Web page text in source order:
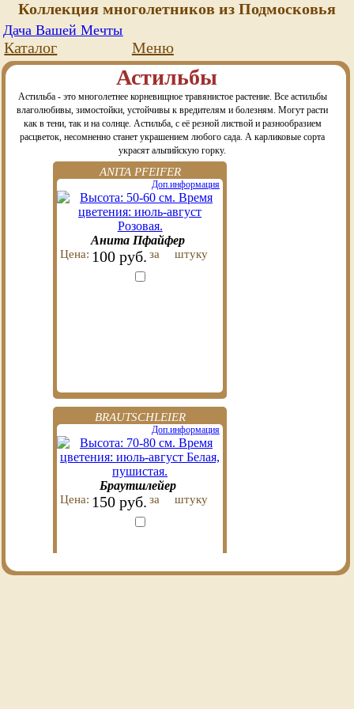
Коллекция многолетников из Подмосковья
Дача Вашей Мечты
Каталог Меню
Астильбы
Астильба - это многолетнее корневищное травянистое растение. Все астильбы
влаголюбивы, зимостойки, устойчивы к вредителям и болезням. Могут расти
как в тени, так и на солнце. Астильба, с её резной листвой и разнообразием
расцветок, несомненно станет украшением любого сада. А карликовые сорта
украсят альпийскую горку.
ANITA PFEIFER
Доп.информация
Анита Пфайфер
Цена: 100 руб. за штуку
BRAUTSCHLEIER
Доп.информация
Браутшлейер
Цена: 150 руб. за штуку